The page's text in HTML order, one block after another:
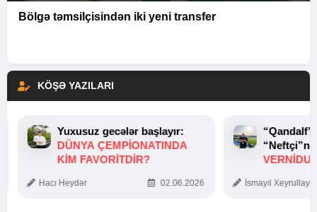
Bölgə təmsilçisindən iki yeni transfer
KÖŞƏ YAZILARI
Yuxusuz gecələr başlayır:
DÜNYA ÇEMPIONATINDA
KIM FAVORITDIR?
Hacı Heydər 02.06.2026 İsmayıl